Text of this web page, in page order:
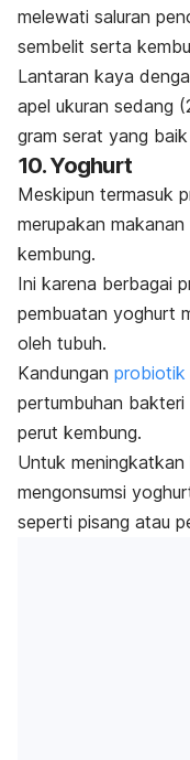
melewati saluran
sembelit serta
Lantaran kaya
apel ukuran sedang
gram serat yang
10. Yoghurt
Meskipun termasuk
merupakan
kembung.
Ini karena berbagai
pembuatan yoghurt
oleh tubuh.
Kandungan probiotik
pertumbuhan
perut kembung.
Untuk
mengonsumsi
seperti pisang atau